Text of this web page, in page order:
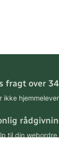
fragt over
ikke
til din webordre